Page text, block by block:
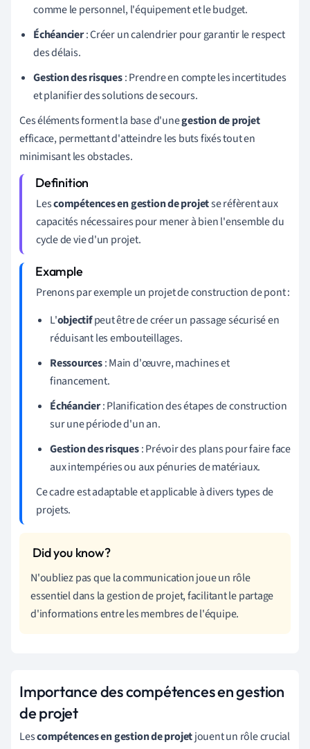
comme le personnel, l'équipement et le budget.
Échéancier: Créer un calendrier pour garantir le respect
des délais.
Gestion des risques: Prendre en compte les incertitudes
et planifier des solutions de secours.
Ces éléments forment la base d'unegestion de projet
efficace, permettant d'atteindre les buts fixés tout en
minimisant les obstacles.
Lescompétences en gestion de projetse réfèrent aux
capacités nécessaires pour mener à bien l'ensemble du
cycle de vie d'un projet.
Prenons par exemple un projet de construction de pont :
L'objectifpeut être de créer un passage sécurisé en
réduisant les embouteillages.
Ressources: Main d'œuvre, machines et
financement.
Échéancier: Planification des étapes de construction
sur une période d'un an.
Gestion des risques: Prévoir des plans pour faire face
aux intempéries ou aux pénuries de matériaux.
Ce cadre est adaptable et applicable à divers types de
projets.
N'oubliez pas que la communication joue un rôle
essentiel dans la gestion de projet, facilitant le partage
d'informations entre les membres de l'équipe.
Importance des compétences en gestion
de projet
Lescompétences en gestion de projetjouent un rôle crucial